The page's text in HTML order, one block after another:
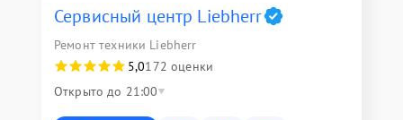
Сервисный центр Liebherr
Ремонт техники Liebherr
5,0172 оценки
Открыто до 21:00